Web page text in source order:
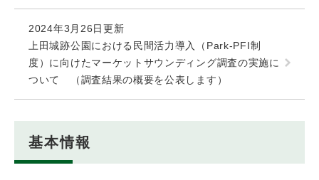
2024年3月26日更新
上田城跡公園における民間活力導入（Park-PFI制
度）に向けたマーケットサウンディング調査の実施に
ついて （調査結果の概要を公表します）
基本情報